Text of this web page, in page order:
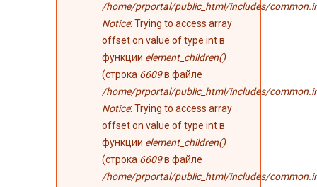
/home/prportal/public_html/includes/
Notice: Trying to access array
offset on value of type int в
функции element_children()
(строка 6609в файле
/home/prportal/public_html/includes/
Notice: Trying to access array
offset on value of type int в
функции element_children()
(строка 6609в файле
/home/prportal/public_html/includes/